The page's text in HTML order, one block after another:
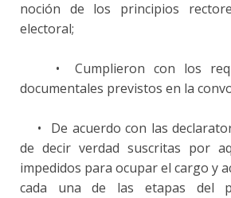
noción de los principios
electoral;
•
Cumplieron con los
documentales previstos en la
•
De acuerdo con las
de decir verdad suscritas por
impedidos para ocupar el cargo y
cada una de las etapas del